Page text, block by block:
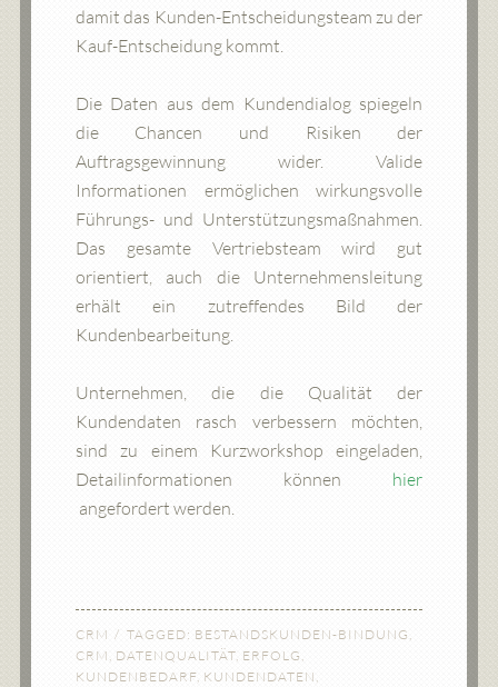
damit das Kunden-Entscheidungsteam zu der
Kauf-Entscheidung kommt.
Die Daten aus dem Kundendialog spiegeln
die Chancen und Risiken der
Auftragsgewinnung wider. Valide
Informationen ermöglichen wirkungsvolle
Führungs- und Unterstützungsmaßnahmen.
Das gesamte Vertriebsteam wird gut
orientiert, auch die Unternehmensleitung
erhält ein zutreffendes Bild der
Kundenbearbeitung.
Unternehmen, die die Qualität der
Kundendaten rasch verbessern möchten,
sind zu einem Kurzworkshop eingeladen,
Detailinformationen können hier
angefordert werden.
CRM TAGGED: BESTANDSKUNDEN-BINDUNG
CRM DATENQUALITÄT, ERFOLG
KUNDENBEDARF, KUNDENDATEN